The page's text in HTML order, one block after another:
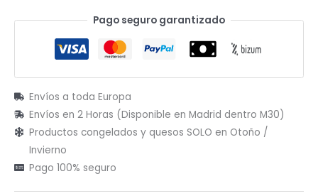
Pago seguro garantizado
Envíos a toda Europa
Envíos en 2 Horas (Disponible en Madrid dentro M30)
Productos congelados y quesos SOLO en Otoño /
Invierno
Pago 100% seguro